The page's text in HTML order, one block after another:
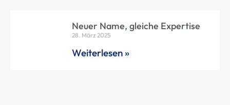
Neuer Name, gleiche Expertise
28. März 2025
Weiterlesen »